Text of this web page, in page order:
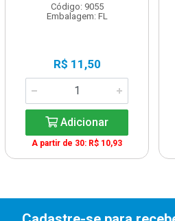
Código: 9055
Embalagem: FL
R$ 11,50
Adicionar
A partir de 30: R$ 10,93